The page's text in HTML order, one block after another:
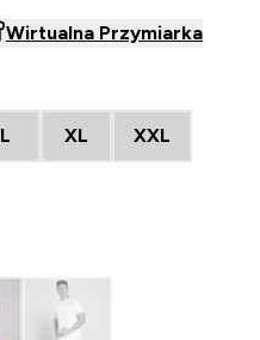
Wirtualna Przymiarka
L XL XXL